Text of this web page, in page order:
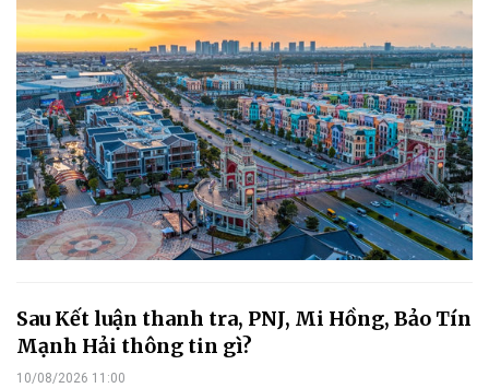
Sau Kết luận thanh tra, PNJ, Mi Hồng, Bảo Tín
Mạnh Hải thông tin gì?
10/08/2026 11:00